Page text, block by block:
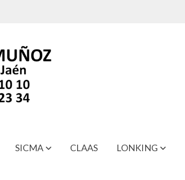
SICMA CLAAS LONKING
SEGURIDAD APERTURA PINZA T216